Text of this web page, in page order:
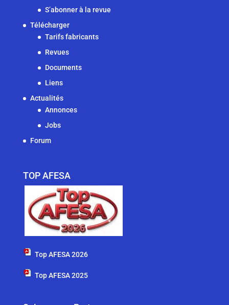
S’abonner à la revue
Télécharger
Tarifs fabricants
Revues
Documents
Liens
Actualités
Annonces
Jobs
Forum
TOP AFESA
Top AFESA 2026
Top AFESA 2025